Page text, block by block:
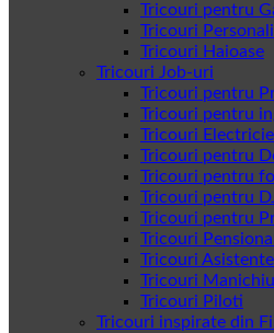
Tricouri pentru
Tricouri
Tricouri Haioase
Tricouri Job-uri
Tricouri pentru
Tricouri pentru
Tricouri
Tricouri pentru
Tricouri pentru
Tricouri pentru
Tricouri pentru
Tricouri
Tricouri
Tricouri
Tricouri Piloti
Tricouri inspirate din